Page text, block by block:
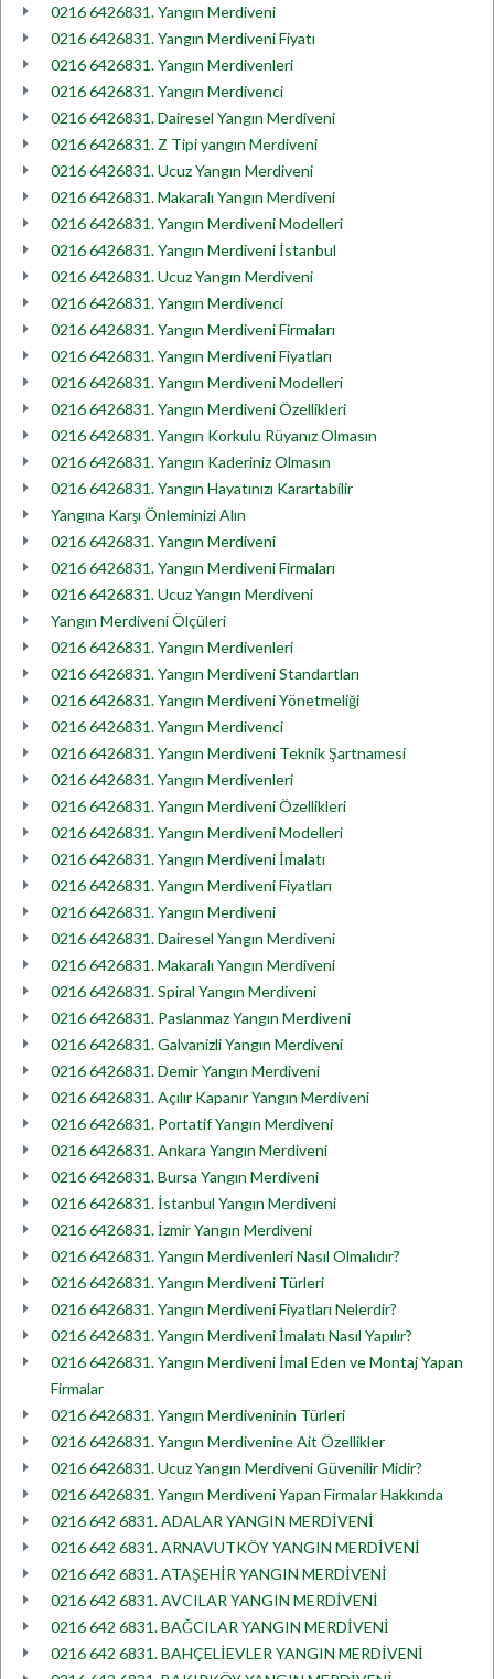
0216 6426831. Yangın Merdiveni
0216 6426831. Yangın Merdiveni Fiyatı
0216 6426831. Yangın Merdivenleri
0216 6426831. Yangın Merdivenci
0216 6426831. Dairesel Yangın Merdiveni
0216 6426831. Z Tipi yangın Merdiveni
0216 6426831. Ucuz Yangın Merdiveni
0216 6426831. Makaralı Yangın Merdiveni
0216 6426831. Yangın Merdiveni Modelleri
0216 6426831. Yangın Merdiveni İstanbul
0216 6426831. Ucuz Yangın Merdiveni
0216 6426831. Yangın Merdivenci
0216 6426831. Yangın Merdiveni Firmaları
0216 6426831. Yangın Merdiveni Fiyatları
0216 6426831. Yangın Merdiveni Modelleri
0216 6426831. Yangın Merdiveni Özellikleri
0216 6426831. Yangın Korkulu Rüyanız Olmasın
0216 6426831. Yangın Kaderiniz Olmasın
0216 6426831. Yangın Hayatınızı Karartabilir
Yangına Karşı Önleminizi Alın
0216 6426831. Yangın Merdiveni
0216 6426831. Yangın Merdiveni Firmaları
0216 6426831. Ucuz Yangın Merdiveni
Yangın Merdiveni Ölçüleri
0216 6426831. Yangın Merdivenleri
0216 6426831. Yangın Merdiveni Standartları
0216 6426831. Yangın Merdiveni Yönetmeliği
0216 6426831. Yangın Merdivenci
0216 6426831. Yangın Merdiveni Teknik Şartnamesi
0216 6426831. Yangın Merdivenleri
0216 6426831. Yangın Merdiveni Özellikleri
0216 6426831. Yangın Merdiveni Modelleri
0216 6426831. Yangın Merdiveni İmalatı
0216 6426831. Yangın Merdiveni Fiyatları
0216 6426831. Yangın Merdiveni
0216 6426831. Dairesel Yangın Merdiveni
0216 6426831. Makaralı Yangın Merdiveni
0216 6426831. Spiral Yangın Merdiveni
0216 6426831. Paslanmaz Yangın Merdiveni
0216 6426831. Galvanizli Yangın Merdiveni
0216 6426831. Demir Yangın Merdiveni
0216 6426831. Açılır Kapanır Yangın Merdiveni
0216 6426831. Portatif Yangın Merdiveni
0216 6426831. Ankara Yangın Merdiveni
0216 6426831. Bursa Yangın Merdiveni
0216 6426831. İstanbul Yangın Merdiveni
0216 6426831. İzmir Yangın Merdiveni
0216 6426831. Yangın Merdivenleri Nasıl Olmalıdır?
0216 6426831. Yangın Merdiveni Türleri
0216 6426831. Yangın Merdiveni Fiyatları Nelerdir?
0216 6426831. Yangın Merdiveni İmalatı Nasıl Yapılır?
0216 6426831. Yangın Merdiveni İmal Eden ve Montaj Yapan
Firmalar
0216 6426831. Yangın Merdiveninin Türleri
0216 6426831. Yangın Merdivenine Ait Özellikler
0216 6426831. Ucuz Yangın Merdiveni Güvenilir Midir?
0216 6426831. Yangın Merdiveni Yapan Firmalar Hakkında
0216 642 6831. ADALAR YANGIN MERDİVENİ
0216 642 6831. ARNAVUTKÖY YANGIN MERDİVENİ
0216 642 6831. ATAŞEHİR YANGIN MERDİVENİ
0216 642 6831. AVCILAR YANGIN MERDİVENİ
0216 642 6831. BAĞCILAR YANGIN MERDİVENİ
0216 642 6831. BAHÇELİEVLER YANGIN MERDİVENİ